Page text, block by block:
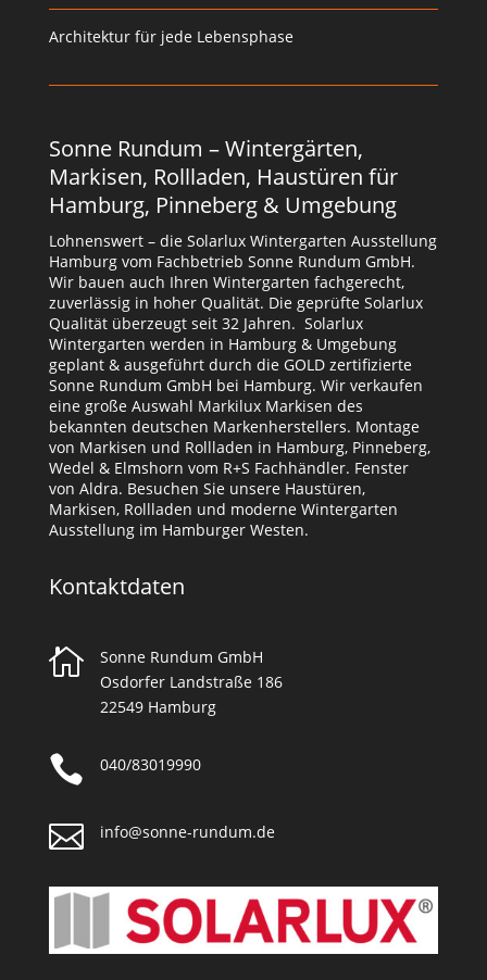
Architektur für jede Lebensphase
Sonne Rundum – Wintergärten,
Markisen, Rollladen, Haustüren für
Hamburg, Pinneberg & Umgebung
Lohnenswert – die Solarlux Wintergarten Ausstellung
Hamburg vom Fachbetrieb Sonne Rundum GmbH.
Wir bauen auch Ihren Wintergarten fachgerecht,
zuverlässig in hoher Qualität. Die geprüfte Solarlux
Qualität überzeugt seit 32 Jahren. Solarlux
Wintergarten werden in Hamburg & Umgebung
geplant & ausgeführt durch die GOLD zertifizierte
Sonne Rundum GmbH bei Hamburg. Wir verkaufen
eine große Auswahl Markilux Markisen des
bekannten deutschen Markenherstellers. Montage
von Markisen und Rollladen in Hamburg, Pinneberg,
Wedel & Elmshorn vom R+S Fachhändler. Fenster
von Aldra. Besuchen Sie unsere Haustüren,
Markisen, Rollladen und moderne Wintergarten
Ausstellung im Hamburger Westen.
Kontaktdaten

Sonne Rundum GmbH
Osdorfer Landstraße 186
22549 Hamburg
 040/83019990
 info@sonne-rundum.de